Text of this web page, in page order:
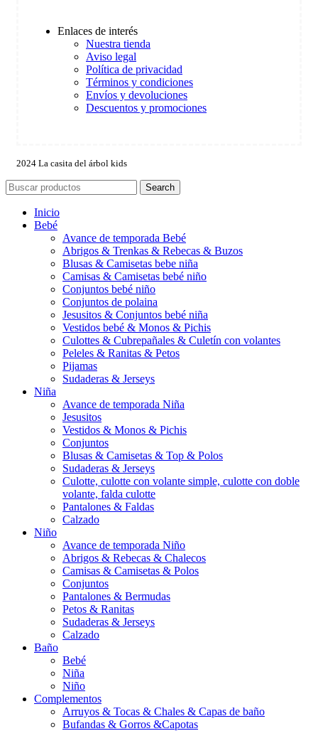
Enlaces de interés
Nuestra tienda
Aviso legal
Política de privacidad
Términos y condiciones
Envíos y devoluciones
Descuentos y promociones
2024 La casita del árbol kids
Search
Inicio
Bebé
Avance de temporada Bebé
Abrigos & Trenkas & Rebecas & Buzos
Blusas & Camisetas bebe niña
Camisas & Camisetas bebé niño
Conjuntos bebé niño
Conjuntos de polaina
Jesusitos & Conjuntos bebé niña
Vestidos bebé & Monos & Pichis
Culottes & Cubrepañales & Culetín con volantes
Peleles & Ranitas & Petos
Pijamas
Sudaderas & Jerseys
Niña
Avance de temporada Niña
Jesusitos
Vestidos & Monos & Pichis
Conjuntos
Blusas & Camisetas & Top & Polos
Sudaderas & Jerseys
Culotte, culotte con volante simple, culotte con doble
volante, falda culotte
Pantalones & Faldas
Calzado
Niño
Avance de temporada Niño
Abrigos & Rebecas & Chalecos
Camisas & Camisetas & Polos
Conjuntos
Pantalones & Bermudas
Petos & Ranitas
Sudaderas & Jerseys
Calzado
Baño
Bebé
Niña
Niño
Complementos
Arruyos & Tocas & Chales & Capas de baño
Bufandas & Gorros &Capotas